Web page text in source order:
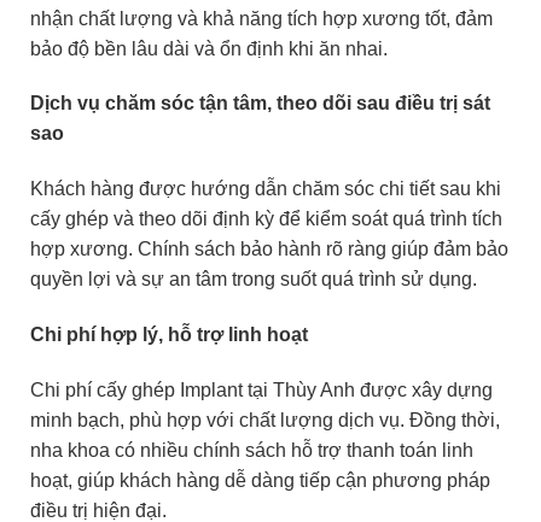
nhận chất lượng và khả năng tích hợp xương tốt, đảm
bảo độ bền lâu dài và ổn định khi ăn nhai.
Dịch vụ chăm sóc tận tâm, theo dõi sau điều trị sát
sao
Khách hàng được hướng dẫn chăm sóc chi tiết sau khi
cấy ghép và theo dõi định kỳ để kiểm soát quá trình tích
hợp xương. Chính sách bảo hành rõ ràng giúp đảm bảo
quyền lợi và sự an tâm trong suốt quá trình sử dụng.
Chi phí hợp lý, hỗ trợ linh hoạt
Chi phí cấy ghép Implant tại Thùy Anh được xây dựng
minh bạch, phù hợp với chất lượng dịch vụ. Đồng thời,
nha khoa có nhiều chính sách hỗ trợ thanh toán linh
hoạt, giúp khách hàng dễ dàng tiếp cận phương pháp
điều trị hiện đại.